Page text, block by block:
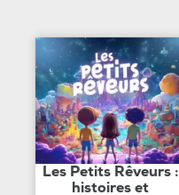
Les Petits Rêveurs :
histoires et